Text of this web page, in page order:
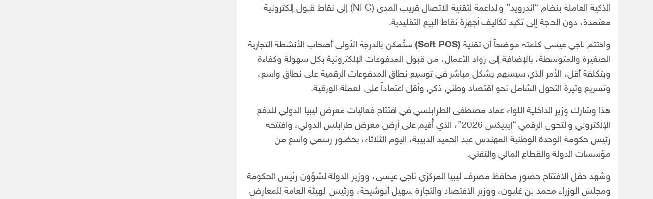
الذكية العاملة بنظام “أندرويد” والداعمة لتقنية الاتصال قريب المدى (NFC) إلى نقاط قبول إلكترونية
معتمدة، دون الحاجة إلى تكبد تكاليف أجهزة نقاط البيع التقليدية.
واختتم ناجي عيسى كلمته موضحاً أن تقنية (Soft POS)
ستُمكن بالدرجة الأولى أصحاب الأنشطة التجارية
الصغيرة والمتوسطة، بالإضافة إلى رواد الأعمال، من قبول المدفوعات الإلكترونية بكل سهولة وكفاءة
وبتكلفة أقل، الأمر الذي سيسهم بشكل مباشر في توسيع نطاق المدفوعات الرقمية على نطاق واسع،
وتسريع وتيرة التحول الشامل نحو اقتصاد وطني ذكي وأقل اعتماداً على العملة الورقية.
هذا وشارك وزير الداخلية اللواء عماد مصطفى الطرابلسي في افتتاح فعاليات معرض ليبيا الدولي للدفع
الإلكتروني والتحول الرقمي “إيبيكس 2026”، الذي أُقيم على أرض معرض طرابلس الدولي، وافتتحه
رئيس حكومة الوحدة الوطنية المهندس عبد الحميد الدبيبة، اليوم الثلاثاء، بحضور رسمي واسع من
مؤسسات الدولة والقطاع المالي والتقني.
وشهد حفل الافتتاح حضور محافظ مصرف ليبيا المركزي ناجي عيسى، ووزير الدولة لشؤون رئيس الحكومة
ومجلس الوزراء محمد بن غلبون، ووزير الاقتصاد والتجارة سهيل أبوشيحة، ورئيس الهيئة العامة للمعارض